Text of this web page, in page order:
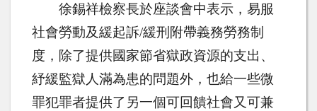
徐錫祥檢察長於座談會中表示，易服
社會勞動及緩起訴/緩刑附帶義務勞務制
度，除了提供國家節省獄政資源的支出、
紓緩監獄人滿為患的問題外，也給一些微
罪犯罪者提供了另一個可回饋社會又可兼